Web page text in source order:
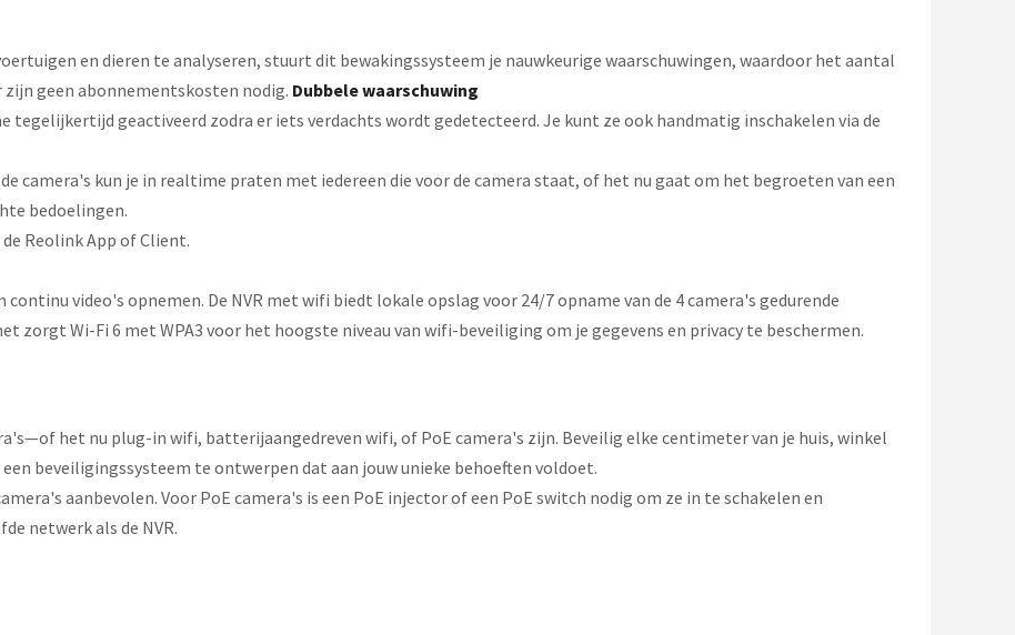
en dieren te analyseren, stuurt dit bewakingssysteem je nauwkeurige waarschuwingen, waardoor het aantal
geen abonnementskosten nodig. Dubbele waarschuwing
tegelijkertijd geactiveerd zodra er iets verdachts wordt gedetecteerd. Je kunt ze ook handmatig inschakelen via de
camera's kun je in realtime praten met iedereen die voor de camera staat, of het nu gaat om het begroeten van een
bedoelingen.
Reolink App of Client.
video's opnemen. De NVR met wifi biedt lokale opslag voor 24/7 opname van de 4 camera's gedurende
zorgt Wi-Fi 6 met WPA3 voor het hoogste niveau van wifi-beveiliging om je gegevens en privacy te beschermen.
het nu plug-in wifi, batterijaangedreven wifi, of PoE camera's zijn. Beveilig elke centimeter van je huis, winkel
beveiligingssysteem te ontwerpen dat aan jouw unieke behoeften voldoet.
aanbevolen. Voor PoE camera's is een PoE injector of een PoE switch nodig om ze in te schakelen en
netwerk als de NVR.